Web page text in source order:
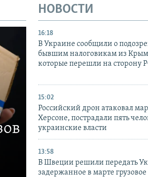
НОВОСТИ
16:18
В Украине сообщили о
бывшим налоговикам из
которые перешли на сторону
15:02
Российский дрон атаковал
Херсоне, пострадали пять
украинские власти
13:58
В Швеции решили передать
задержанное в марте грузовое